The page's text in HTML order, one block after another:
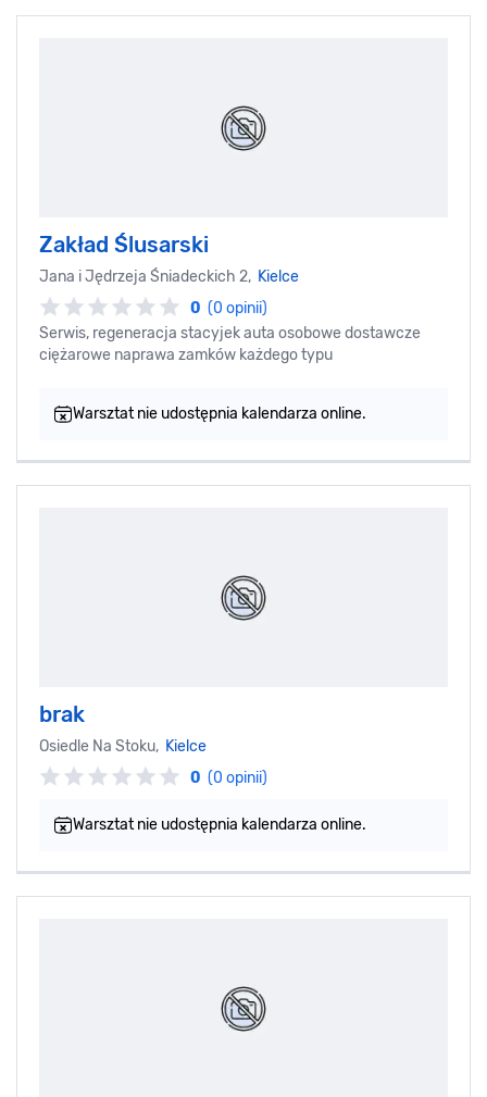
Zakład Ślusarski
Jana i Jędrzeja Śniadeckich 2, Kielce
0 (0 opinii)
Serwis, regeneracja stacyjek auta osobowe dostawcze
ciężarowe naprawa zamków każdego typu
Warsztat nie udostępnia kalendarza online.
brak
Osiedle Na Stoku, Kielce
0 (0 opinii)
Warsztat nie udostępnia kalendarza online.